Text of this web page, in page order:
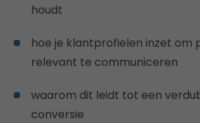
houdt
hoe je klantprofielen inzet om
relevant te communiceren
waarom dit leidt tot een
conversie